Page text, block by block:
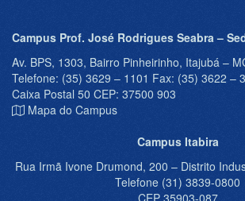
Campus Prof. José Rodrigues Seabra –
Av. BPS, 1303, Bairro Pinheirinho, Itajubá –
Telefone: (35) 3629 – 1101 Fax: (35) 3622 –
Caixa Postal 50 CEP: 37500 903
Mapa do Campus
Campus Itabira
Rua Irmã Ivone Drumond, 200 – Distrito
Telefone (31) 3839-0800
CEP 35903-087